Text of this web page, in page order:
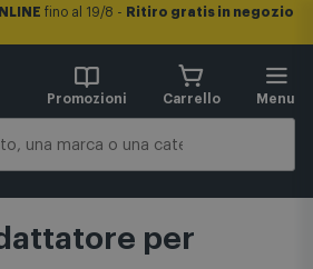
fino al 19/8 - Ritiro gratis in negozio
Promozioni Carrello Menu
per